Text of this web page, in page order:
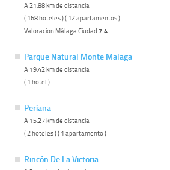
A 21.88 km de distancia
( 168 hoteles ) ( 12 apartamentos )
Valoracion Málaga Ciudad 7.4
Parque Natural Monte Malaga
A 19.42 km de distancia
( 1 hotel )
Periana
A 15.27 km de distancia
( 2 hoteles ) ( 1 apartamento )
Rincón De La Victoria